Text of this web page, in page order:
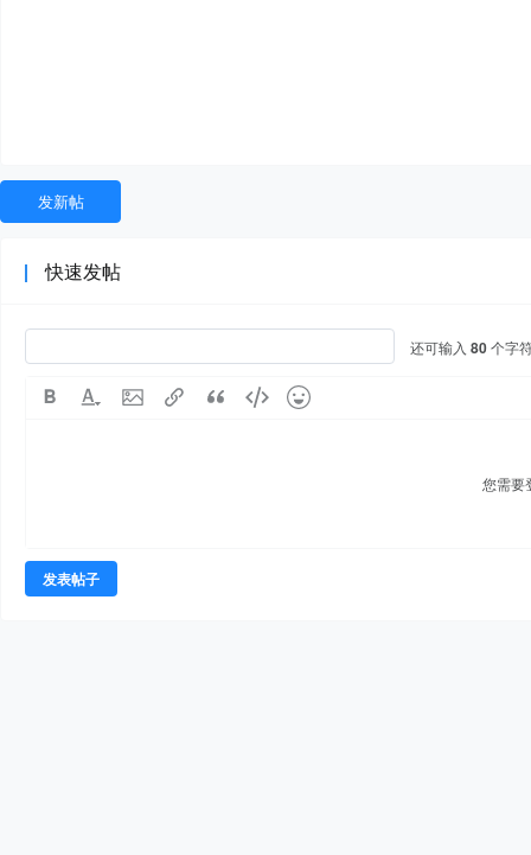
发新帖
快速发帖
还可输入 80个字
您需要
发表帖子